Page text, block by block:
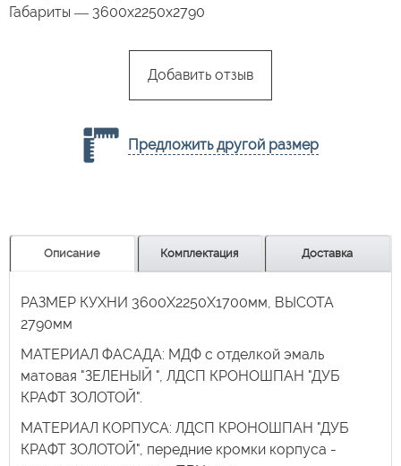
Габариты — 3600х2250х2790
Добавить отзыв
Предложить другой размер
Описание Комплектация Доставка
РАЗМЕР КУХНИ 3600Х2250Х1700мм, ВЫСОТА
2790мм
МАТЕРИАЛ ФАСАДА: МДФ с отделкой эмаль
матовая "ЗЕЛЕНЫЙ ", ЛДСП КРОНОШПАН "ДУБ
КРАФТ ЗОЛОТОЙ".
МАТЕРИАЛ КОРПУСА: ЛДСП КРОНОШПАН "ДУБ
КРАФТ ЗОЛОТОЙ", передние кромки корпуса -